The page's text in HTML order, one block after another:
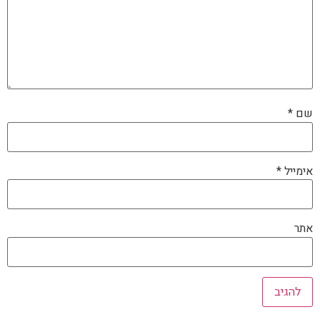
שם *
אימייל*
אתר